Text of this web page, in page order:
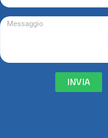
INVIA